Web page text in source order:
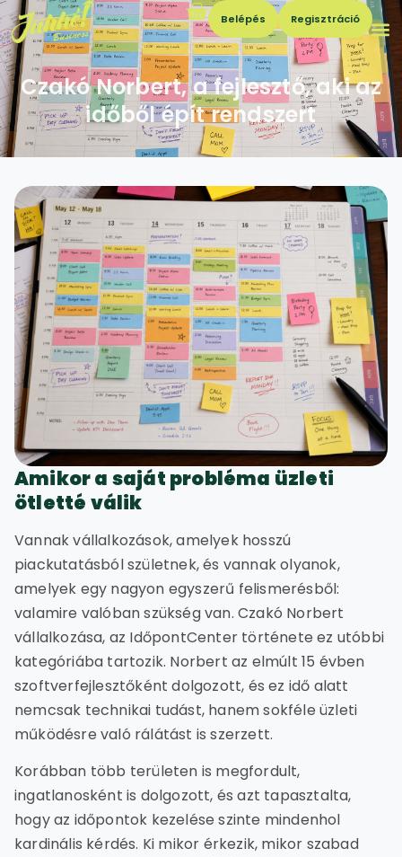
Belépés Regisztráció
Czakó Norbert, a fejlesztő, aki az
időből épít rendszert
Amikor a saját probléma üzleti
ötletté válik
Vannak vállalkozások, amelyek hosszú
piackutatásból születnek, és vannak olyanok,
amelyek egy nagyon egyszerű felismerésből:
valamire valóban szükség van. Czakó Norbert
vállalkozása, az IdőpontCenter története ez utóbbi
kategóriába tartozik. Norbert az elmúlt 15 évben
szoftverfejlesztőként dolgozott, és ez idő alatt
nemcsak technikai tudást, hanem sokféle üzleti
működésre való rálátást is szerzett.
Korábban több területen is megfordult,
ingatlanosként is dolgozott, és azt tapasztalta,
hogy az időpontok kezelése szinte mindenhol
kardinális kérdés. Ki mikor érkezik, mikor szabad